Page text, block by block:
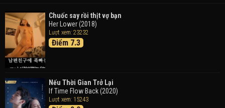
Thám Tử Lừng Danh Conan 26: Tàu Ngầm Sắt Màu
Đen
Detective Conan: Black Iron Submarine (2023)
Trong Tranh
Doraemon the Movie: Nobita's Art World Tales (2025)
Chuốc say rồi thịt vợ bạn
Her Lower (2018)
Lượt xem: 23232
Điểm 7.3
Nếu Thời Gian Trở Lại
If Time Flow Back (2020)
Lượt xem: 15243